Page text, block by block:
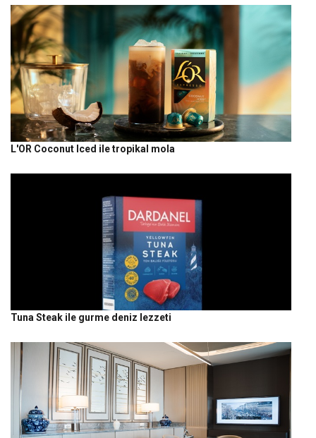
L'OR Coconut Iced ile tropikal mola
Tuna Steak ile gurme deniz lezzeti